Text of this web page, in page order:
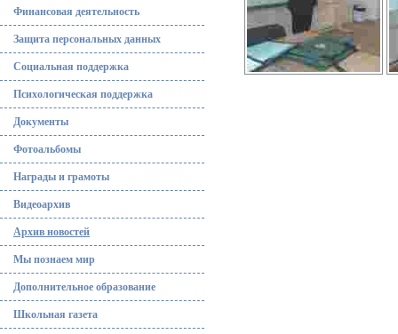
Финансовая деятельность
Защита персональных данных
Социальная поддержка
Психологическая поддержка
Документы
Фотоальбомы
Награды и грамоты
Видеоархив
Архив новостей
Мы познаем мир
Дополнительное образование
Школьная газета